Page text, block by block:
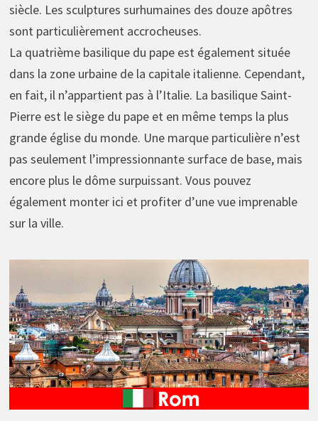
siècle. Les sculptures surhumaines des douze apôtres
sont particulièrement accrocheuses.
La quatrième basilique du pape est également située
dans la zone urbaine de la capitale italienne. Cependant,
en fait, il n’appartient pas à l’Italie. La basilique Saint-
Pierre est le siège du pape et en même temps la plus
grande église du monde. Une marque particulière n’est
pas seulement l’impressionnante surface de base, mais
encore plus le dôme surpuissant. Vous pouvez
également monter ici et profiter d’une vue imprenable
sur la ville.